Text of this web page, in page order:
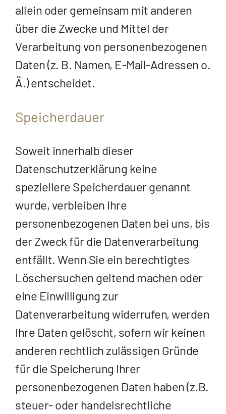
allein oder gemeinsam mit anderen
über die Zwecke und Mittel der
Verarbeitung von personenbezogenen
Daten (z. B. Namen, E-Mail-Adressen o.
Ä.) entscheidet.
Speicherdauer
Soweit innerhalb dieser
Datenschutzerklärung keine
speziellere Speicherdauer genannt
wurde, verbleiben Ihre
personenbezogenen Daten bei uns, bis
der Zweck für die Datenverarbeitung
entfällt. Wenn Sie ein berechtigtes
Löschersuchen geltend machen oder
eine Einwilligung zur
Datenverarbeitung widerrufen, werden
Ihre Daten gelöscht, sofern wir keinen
anderen rechtlich zulässigen Gründe
für die Speicherung Ihrer
personenbezogenen Daten haben (z.B.
steuer- oder handelsrechtliche